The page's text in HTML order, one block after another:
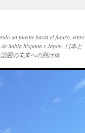
un puente hacia el futuro, entre
de habla hispana y Japón. 日本と
圏の未来への懸け橋